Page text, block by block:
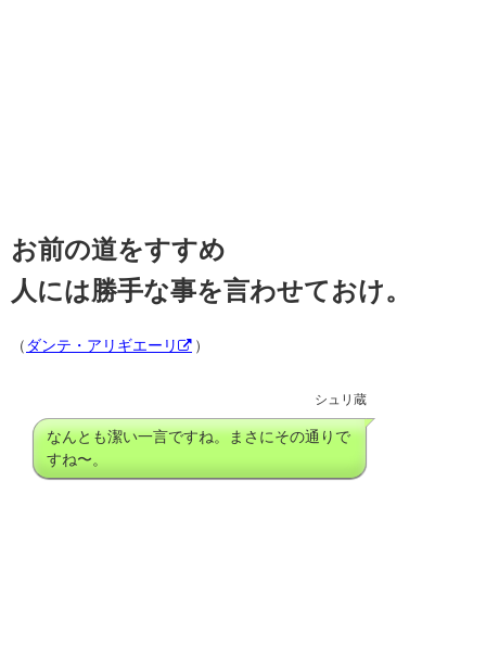
お前の道をすすめ
人には勝手な事を言わせておけ。
（ ダンテ・アリギエーリ ）
シュリ蔵
なんとも潔い一言ですね。まさにその通りで
すね〜。